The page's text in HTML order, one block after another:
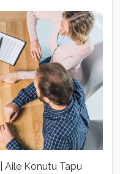
Aile Konutu Tapu